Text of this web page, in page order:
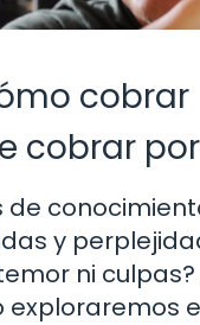
cobrar
cobrar
de
y
ni